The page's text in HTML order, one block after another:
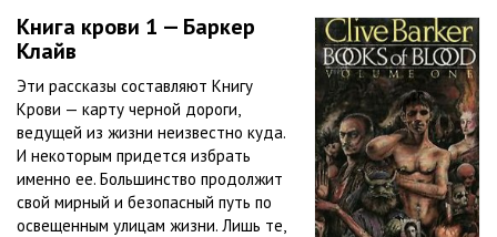
Книга крови 1 — Баркер
Клайв
Эти рассказы составляют Книгу
Крови — карту черной дороги,
ведущей из жизни неизвестно куда.
И некоторым придется избрать
именно ее. Большинство продолжит
свой мирный и безопасный путь по
освещенным улицам жизни. Лишь те,